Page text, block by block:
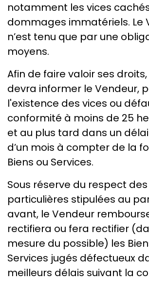
notamment les vices
dommages immatériels. Le
n’est tenu que par une
moyens.
Afin de faire valoir ses
devra informer le Vendeur,
l'existence des vices ou
conformité à moins de 25
et au plus tard dans un
d’un mois à compter de la
Biens ou Services.
Sous réserve du respect
particulières stipulées au
avant, le Vendeur
rectifiera ou fera rectifier
mesure du possible) les
Services jugés défectueux
meilleurs délais suivant la